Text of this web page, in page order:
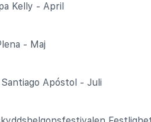
Kelly - April
- Maj
Apóstol - Juli